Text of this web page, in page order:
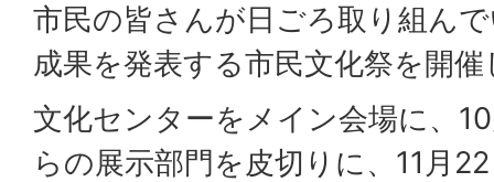
市民の皆さんが日ごろ取り組ん
成果を発表する市民文化祭を開
文化センターをメイン会場に、
らの展示部門を皮切りに、11月